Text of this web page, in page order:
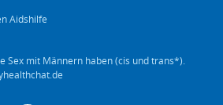
Aidshilfe
Sex mit Männern haben (cis und trans*).